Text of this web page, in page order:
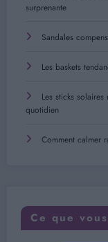
surprenante
Sandales
Les baskets
Les sticks
quotidien
Comment calmer
Ce que